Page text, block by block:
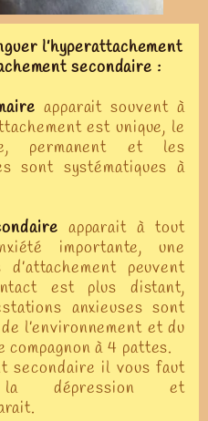
l’hyperattachement
secondaire :
apparait souvent à
est unique, le
permanent et les
sont systématiques à
apparait à tout
importante, une
peuvent
est plus distant,
anxieuses sont
l’environnement et du
compagnon à 4 pattes.
secondaire il vous faut
dépression et